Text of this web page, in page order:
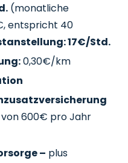
(monatliche
entspricht 40
17€/Std.
0,30€/km
600€ pro Jahr
– plus